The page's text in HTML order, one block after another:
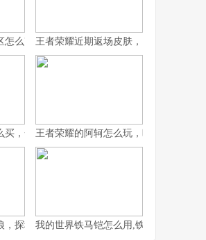
怎么改，资深玩家手把手教你
王者荣耀近期返场皮肤，旧梦重燃的
买，一份资深玩家的选购指南，副标题，从获
王者荣耀的阿轲怎么玩，暗影刀锋的狩
，探秘荒野伙伴驯服之道
我的世界铁马铠怎么用,铁骑驰骋的终极